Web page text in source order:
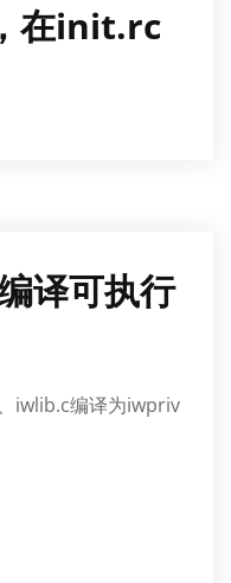
在init.rc
译可执行
iwlib.c编译为iwpriv